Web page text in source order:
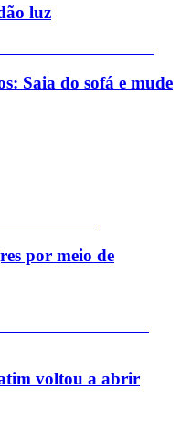
luz
Saia do sofá e mude
por meio de
voltou a abrir